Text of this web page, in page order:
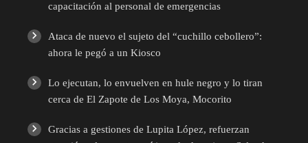
capacitación al personal de emergencias
Ataca de nuevo el sujeto del “cuchillo cebollero”:
ahora le pegó a un Kiosco
Lo ejecutan, lo envuelven en hule negro y lo tiran
cerca de El Zapote de Los Moya, Mocorito
Gracias a gestiones de Lupita López, refuerzan